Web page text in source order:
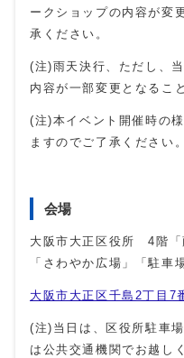
ークショップの内容が変
承ください。
(注)雨天決行、ただし、
内容が一部変更となるこ
(注)本イベント開催時の
ますのでご了承ください。
会場
大阪市大正区役所 4階「
「さわやか広場」「駐車
大阪市大正区千島2丁目7
(注)当日は、区役所駐車
は公共交通機関でお越し